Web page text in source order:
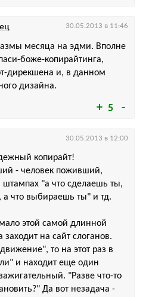
5
месяца на эдми. Вполне
боже-копирайтинга,
дирекшена и, в данном
дизайна.
30.05.2013 в 11:46
копирайт!
- человек поживший,
"а что сделаешь ты,
а что выбираешь ты" и тд.
этой самой длинной
на сайт слоганов.
то на этот раз в
и находит еще один
"Разве что-то
Да вот незадача -
30.05.2013 в 12:00